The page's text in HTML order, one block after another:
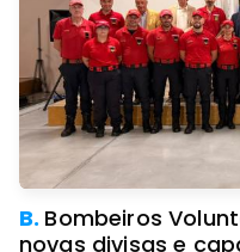
B. Bombeiros
novas divisas e